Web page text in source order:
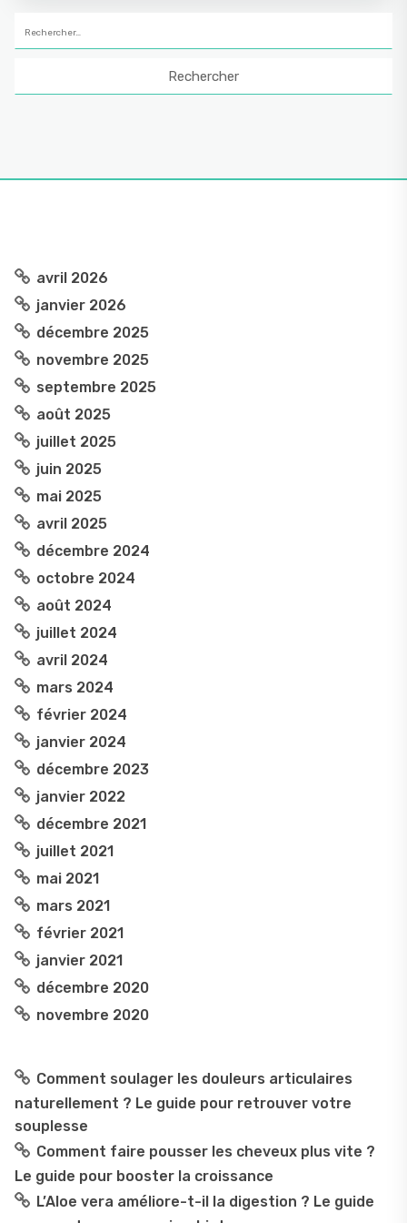
avril 2026
janvier 2026
décembre 2025
novembre 2025
septembre 2025
août 2025
juillet 2025
juin 2025
mai 2025
avril 2025
décembre 2024
octobre 2024
août 2024
juillet 2024
avril 2024
mars 2024
février 2024
janvier 2024
décembre 2023
janvier 2022
décembre 2021
juillet 2021
mai 2021
mars 2021
février 2021
janvier 2021
décembre 2020
novembre 2020
Comment soulager les douleurs articulaires
naturellement ? Le guide pour retrouver votre
souplesse
Comment faire pousser les cheveux plus vite ?
Le guide pour booster la croissance
L’Aloe vera améliore-t-il la digestion ? Le guide